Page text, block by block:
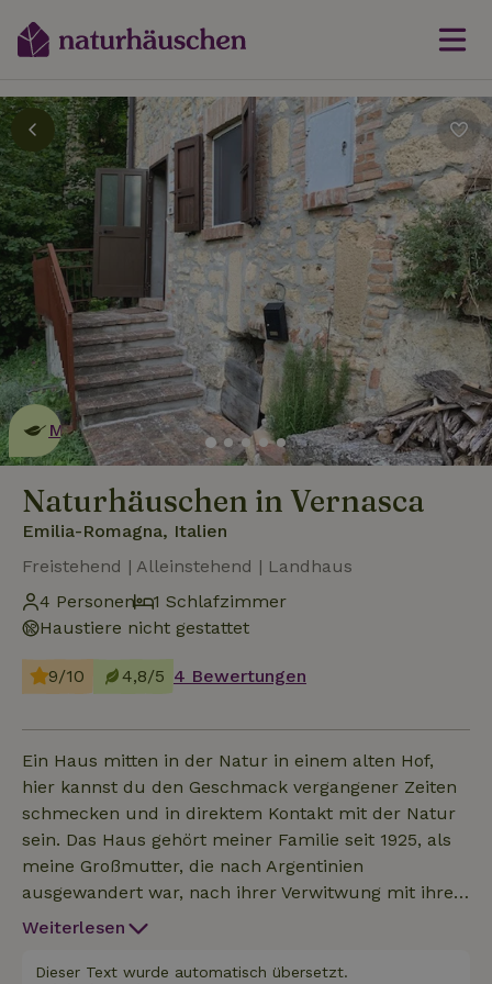
Dies ist ein
umweltschonendes
Naturhäuschen
Mehr erfahren
Naturhäuschen in Vernasca
Emilia-Romagna, Italien
Freistehend | Alleinstehend | Landhaus
4 Personen
1 Schlafzimmer
Haustiere nicht gestattet
9/10 4,8/5 4 Bewertungen
Ein Haus mitten in der Natur in einem alten Hof,
hier kannst du den Geschmack vergangener Zeiten
schmecken und in direktem Kontakt mit der Natur
sein. Das Haus gehört meiner Familie seit 1925, als
meine Großmutter, die nach Argentinien
ausgewandert war, nach ihrer Verwitwung mit ihren
vier Kindern nach Italien zurückkehrte. Es ist ein
Felswand lehnt, was ihm die Besonderheit verleiht,
Weiterlesen
Dieser Text wurde automatisch übersetzt.